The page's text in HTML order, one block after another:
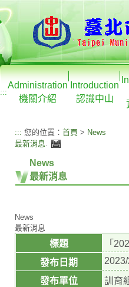
:::
Administration
機關介紹
Introduction
認識中山
::: 您的位置： 首頁 > News
最新消息.
News
最新消息
News
最新消息
標題
「
發布日期
發布單位
訓育